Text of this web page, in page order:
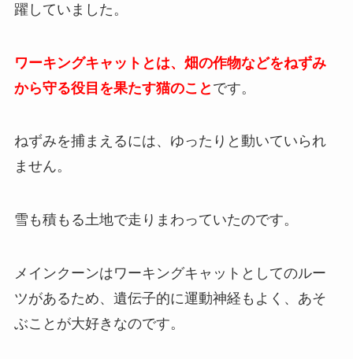
躍していました。
ワーキングキャットとは、畑の作物などをねずみ
から守る役目を果たす猫のこと です。
ねずみを捕まえるには、ゆったりと動いていられ
ません。
雪も積もる土地で走りまわっていたのです。
メインクーンはワーキングキャットとしてのルー
ツがあるため、遺伝子的に運動神経もよく、あそ
ぶことが大好きなのです。